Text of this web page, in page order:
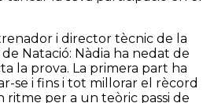
i director tècnic de la
Natació: Nàdia ha nedat de
la prova. La primera part ha
se i fins i tot millorar el rècord
ritme per a un teòric passi de